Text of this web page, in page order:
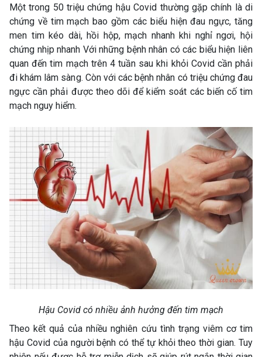
Một trong 50 triệu chứng hậu Covid thường gặp chính là di
chứng về tim mạch bao gồm các biểu hiện đau ngực, tăng
men tim kéo dài, hồi hộp, mạch nhanh khi nghỉ ngơi, hội
chứng nhịp nhanh Với những bệnh nhân có các biểu hiện liên
quan đến tim mạch trên 4 tuần sau khi khỏi Covid cần phải
đi khám lâm sàng. Còn với các bệnh nhân có triệu chứng đau
ngực cần phải được theo dõi để kiểm soát các biến cố tim
mạch nguy hiểm.
Hậu Covid có nhiều ảnh hưởng đến tim mạch
Theo kết quả của nhiều nghiên cứu tình trạng viêm cơ tim
hậu Covid của người bệnh có thể tự khỏi theo thời gian. Tuy